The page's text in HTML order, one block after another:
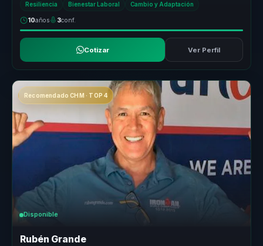
Resiliencia Bienestar Laboral Cambio y Adaptación
10años 3conf.
Cotizar Ver Perfil
Recomendado CHM · TOP 4
Disponible
Rubén Grande